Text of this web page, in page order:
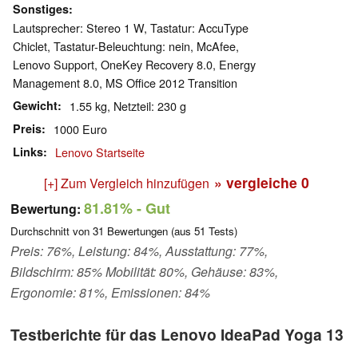
Sonstiges
Lautsprecher: Stereo 1 W, Tastatur: AccuType
Chiclet, Tastatur-Beleuchtung: nein, McAfee,
Lenovo Support, OneKey Recovery 8.0, Energy
Management 8.0, MS Office 2012 Transition
Gewicht 1.55 kg, Netzteil: 230 g
Preis 1000 Euro
Links Lenovo Startseite
[+] Zum Vergleich hinzufügen » vergleiche 0
Bewertung: 81.81%- Gut
Durchschnitt von 31 Bewertungen (aus 51 Tests)
Preis: 76%, Leistung: 84%, Ausstattung: 77%,
Bildschirm: 85% Mobilität: 80%, Gehäuse: 83%,
Ergonomie: 81%, Emissionen: 84%
Testberichte für das Lenovo IdeaPad Yoga 13